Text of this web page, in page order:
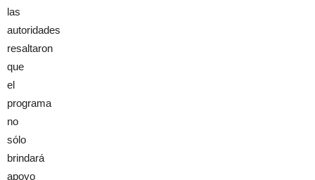
las
autoridades
resaltaron
que
el
programa
no
sólo
brindará
apoyo